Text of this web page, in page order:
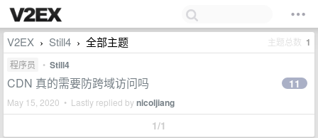
V2EX › Still4 › 全部主题 主题总数 1
程序员 • Still4
CDN 真的需要防跨域访问吗
May 15, 2020 • Lastly replied bynicoljiang
11
1/1